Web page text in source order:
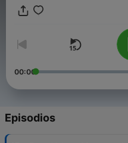
00:00
Episodios